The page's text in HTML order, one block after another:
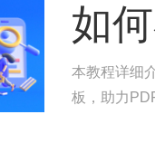
如
本教程详细
板，助力